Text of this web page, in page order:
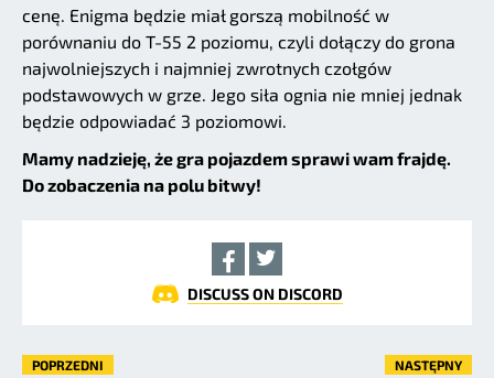
cenę. Enigma będzie miał gorszą mobilność w
porównaniu do T-55 2 poziomu, czyli dołączy do grona
najwolniejszych i najmniej zwrotnych czołgów
podstawowych w grze. Jego siła ognia nie mniej jednak
będzie odpowiadać 3 poziomowi.
Mamy nadzieję, że gra pojazdem sprawi wam frajdę.
Do zobaczenia na polu bitwy!
DISCUSS ON DISCORD
POPRZEDNI NASTĘPNY